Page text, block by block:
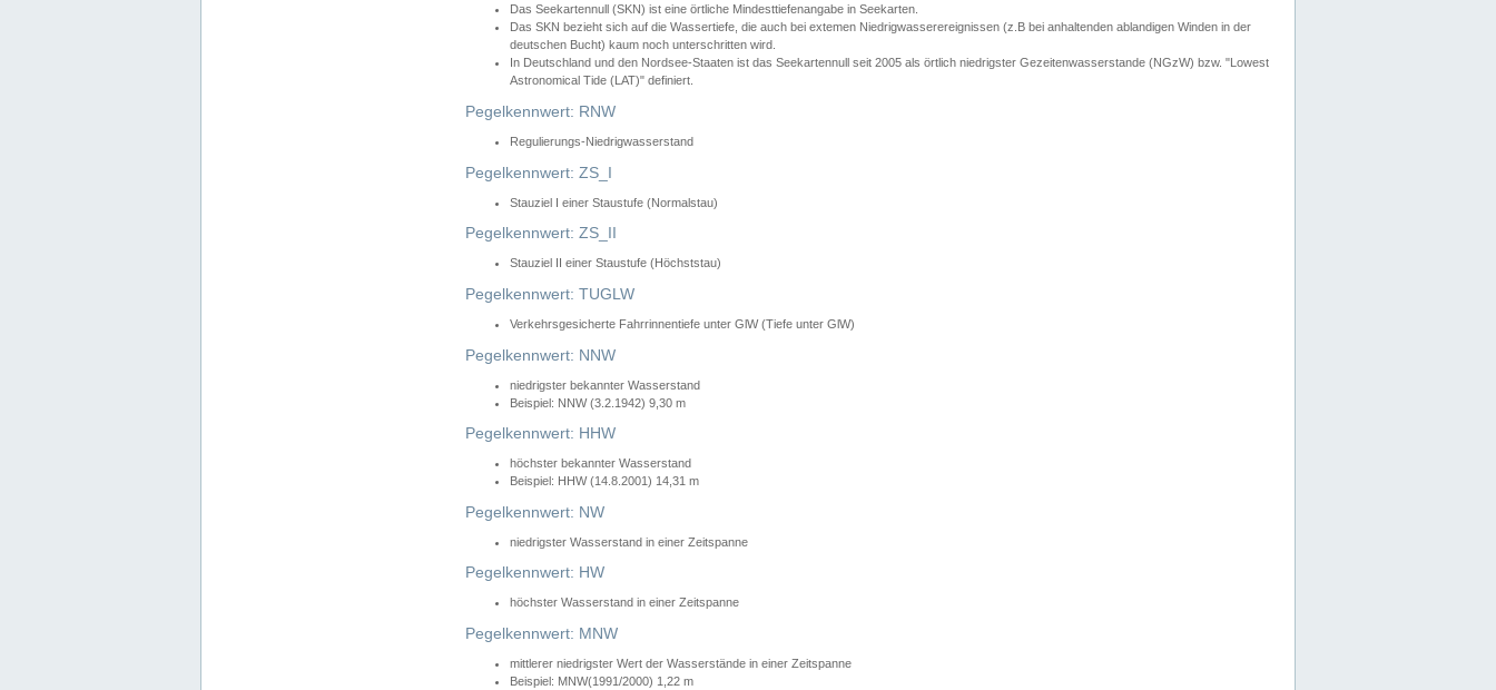
Das Seekartennull (SKN) ist eine örtliche Mindesttiefenangabe in Seekarten.
Das SKN bezieht sich auf die Wassertiefe, die auch bei extemen Niedrigwasserereignissen (z.B bei anhaltenden ablandigen Winden in der
deutschen Bucht) kaum noch unterschritten wird.
In Deutschland und den Nordsee-Staaten ist das Seekartennull seit 2005 als örtlich niedrigster Gezeitenwasserstande (NGzW) bzw. "Lowest
Astronomical Tide (LAT)" definiert.
Pegelkennwert: RNW
Regulierungs-Niedrigwasserstand
Pegelkennwert: ZS_I
Stauziel I einer Staustufe (Normalstau)
Pegelkennwert: ZS_II
Stauziel II einer Staustufe (Höchststau)
Pegelkennwert: TUGLW
Verkehrsgesicherte Fahrrinnentiefe unter GlW (Tiefe unter GlW)
Pegelkennwert: NNW
niedrigster bekannter Wasserstand
Beispiel: NNW (3.2.1942) 9,30 m
Pegelkennwert: HHW
höchster bekannter Wasserstand
Beispiel: HHW (14.8.2001) 14,31 m
Pegelkennwert: NW
niedrigster Wasserstand in einer Zeitspanne
Pegelkennwert: HW
höchster Wasserstand in einer Zeitspanne
Pegelkennwert: MNW
mittlerer niedrigster Wert der Wasserstände in einer Zeitspanne
Beispiel: MNW(1991/2000) 1,22 m